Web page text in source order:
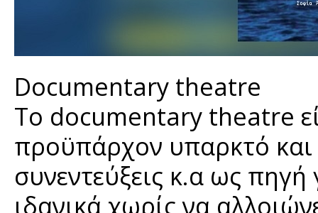
Documentary theatre
Το documentary theatre
προϋπάρχον υπαρκτό και
συνεντεύξεις κ.α ως
ιδανικά χωρίς να